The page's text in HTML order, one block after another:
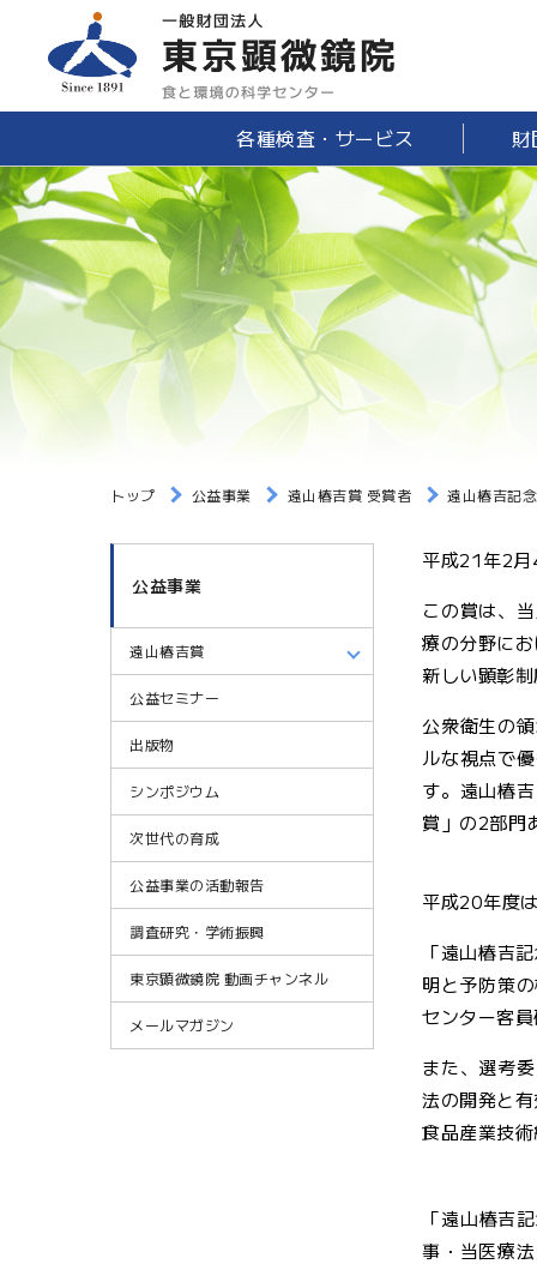
各種検査・サービス
トップ 公益事業 遠山椿吉賞 受賞者 遠山椿吉記
平成21年2月
この賞は、
療の分野に
新しい顕彰
公衆衛生の
ルな視点で
す。遠山椿
賞」の2部門
平成20年度
「遠山椿吉
明と予防策
センター客
また、選考
法の開発と
食品産業技
「遠山椿吉
事・当医療
公益事業
遠山椿吉賞
公益セミナー
出版物
シンポジウム
次世代の育成
公益事業の活動報告
調査研究・学術振興
東京顕微鏡院 動画チャンネル
メールマガジン